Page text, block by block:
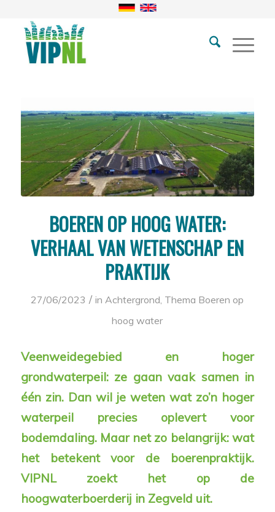
BOEREN OP HOOG WATER:
VERHAAL VAN WETENSCHAP EN
PRAKTIJK
27/06/2023 / inAchtergrond, Thema Boeren op
hoog water
Veenweidegebied en hoger
grondwaterpeil: ze gaan vaak samen in
één zin. Dan wil je weten wat zo’n hoger
waterpeil precies oplevert voor
bodemdaling. Maar net zo belangrijk: wat
het betekent voor de boerenpraktijk.
VIPNL zoekt het op de
hoogwaterboerderij in Zegveld uit.